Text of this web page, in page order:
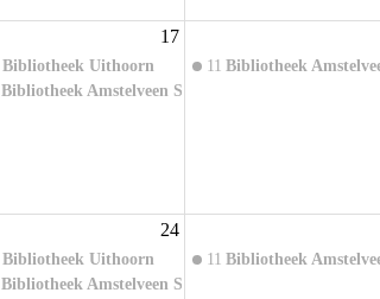
17
Bibliotheek Uithoorn
Bibliotheek Amstelveen Stadsplein
11 Bibliotheek
24
Bibliotheek Uithoorn
Bibliotheek Amstelveen Stadsplein
11 Bibliotheek